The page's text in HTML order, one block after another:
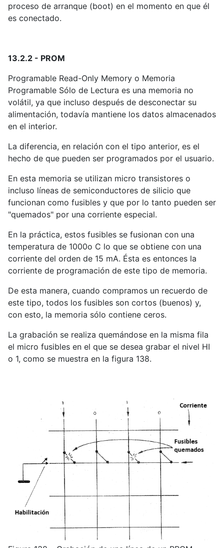
proceso de arranque (boot) en el momento en que él
es conectado.
13.2.2 - PROM
Programable Read-Only Memory o Memoria
Programable Sólo de Lectura es una memoria no
volátil, ya que incluso después de desconectar su
alimentación, todavía mantiene los datos almacenados
en el interior.
La diferencia, en relación con el tipo anterior, es el
hecho de que pueden ser programados por el usuario.
En esta memoria se utilizan micro transistores o
incluso líneas de semiconductores de silicio que
funcionan como fusibles y que por lo tanto pueden ser
"quemados" por una corriente especial.
En la práctica, estos fusibles se fusionan con una
temperatura de 1000o C lo que se obtiene con una
corriente del orden de 15 mA. Ésta es entonces la
corriente de programación de este tipo de memoria.
De esta manera, cuando compramos un recuerdo de
este tipo, todos los fusibles son cortos (buenos) y,
con esto, la memoria sólo contiene ceros.
La grabación se realiza quemándose en la misma fila
el micro fusibles en el que se desea grabar el nivel HI
o 1, como se muestra en la figura 138.